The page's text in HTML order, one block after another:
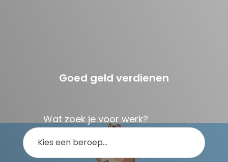
Goed geld verdienen
Wat zoek je voor werk?
Kies een beroep…